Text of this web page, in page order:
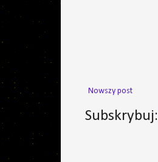
Nowszy post
Subskrybuj: